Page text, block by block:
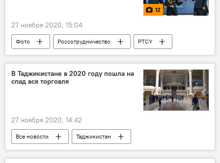
12
27 ноября 2020, 15:04
Фото Россотрудничество
РТСУ
концерт
Новости Душанбе
В Таджикистане в 2020 году пошла на
спад вся торговля
27 ноября 2020, 14:42
Все новости
Таджикистан
Экономика
торговля